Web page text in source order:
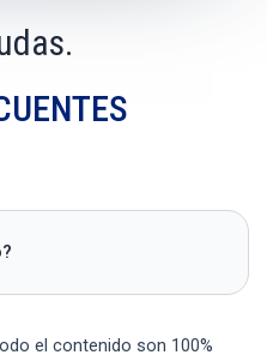
el contenido son 100%